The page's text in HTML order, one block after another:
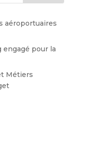
aéroportuaires
engagé pour la
Métiers